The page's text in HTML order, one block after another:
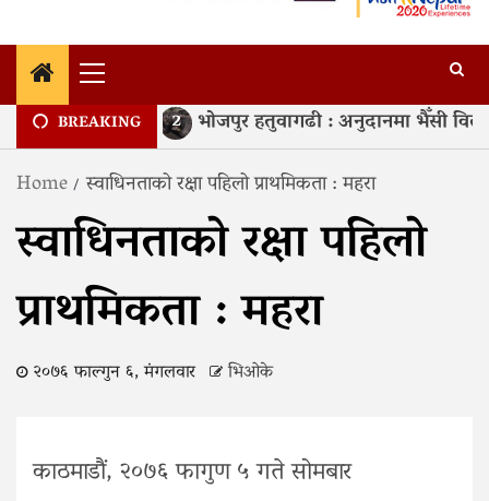
Primary
Menu
BREAKING
टापु
भोजपुर हतुवागढी : अनुदानमा भैँसी
Home स्वाधिनताको रक्षा पहिलो प्राथमिकता : महरा
स्वाधिनताको रक्षा पहिलो
प्राथमिकता : महरा
२०७६ फाल्गुन ६, मंगलवार भिओके
काठमाडौं, २०७६ फागुण ५ गते सोमबार